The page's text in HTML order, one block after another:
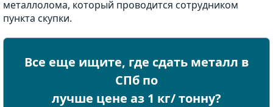
металлолома, который проводится сотрудником
пункта скупки.
Все еще ищите, где сдать металл в
СПб по
лучше цене аз 1 кг/ тонну?